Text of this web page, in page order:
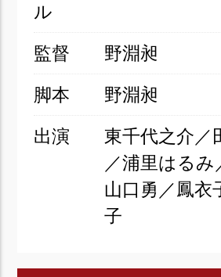
ル
監督 野淵昶
脚本 野淵昶
出演
東千代之介／
／浦里はるみ
山口勇／鳳衣
子